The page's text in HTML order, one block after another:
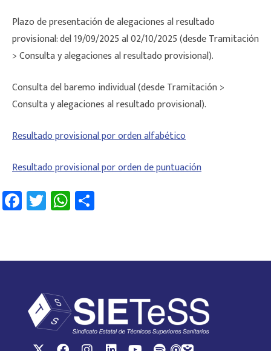
Plazo de presentación de alegaciones al resultado
provisional: del 19/09/2025 al 02/10/2025 (desde Tramitación
> Consulta y alegaciones al resultado provisional).
Consulta del baremo individual (desde Tramitación >
Consulta y alegaciones al resultado provisional).
Resultado provisional por orden alfabético
Resultado provisional por orden de puntuación
Fa
ce
o
T
wi
er
W
h
sA
p
p
tir